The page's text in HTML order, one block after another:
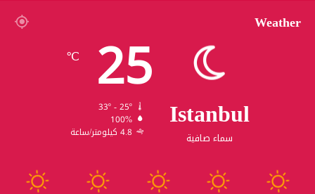
Weather
Istanbul
سماء صافية
25
℃
33º - 25º
100%
4.8 كيلومتر/ساعة